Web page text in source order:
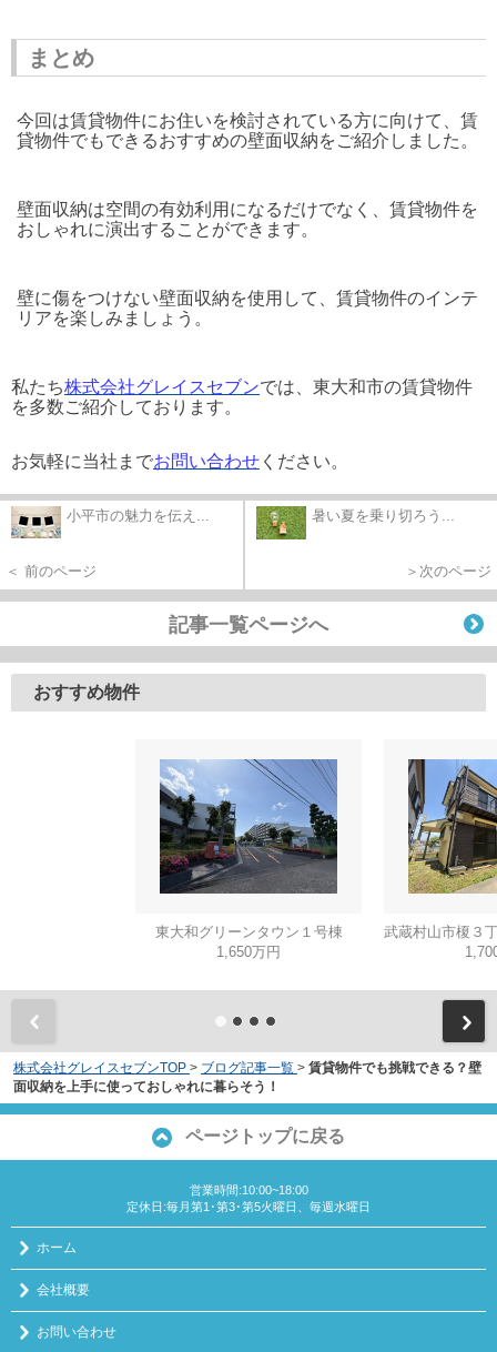
まとめ
今回は賃貸物件にお住いを検討されている方に向けて、賃
貸物件でもできるおすすめの壁面収納をご紹介しました。
壁面収納は空間の有効利用になるだけでなく、賃貸物件を
おしゃれに演出することができます。
壁に傷をつけない壁面収納を使用して、賃貸物件のインテ
リアを楽しみましょう。
私たち株式会社グレイスセブンでは、東大和市の賃貸物件
を多数ご紹介しております。
お気軽に当社までお問い合わせ ください。
小平市の魅力を伝え...
＜ 前のページ
暑い夏を乗り切ろう...
＞次のページ
記事一覧ページへ
おすすめ物件
東大和グリーンタウン１号棟
1,650万円
株式会社グレイスセブンTOP > ブログ記事一覧 > 賃貸物件でも挑戦できる？壁
面収納を上手に使っておしゃれに暮らそう！
ページトップに戻る
営業時間:10:00~18:00
定休日:毎月第1･第3･第5火曜日、毎週水曜日
ホーム
会社概要
お問い合わせ